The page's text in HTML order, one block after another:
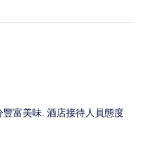
富美味. 酒店接待人員態度